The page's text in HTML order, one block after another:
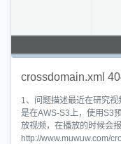
crossdomain.xml
1、问题描述最近在研究
是在AWS-S3上，使用S3
放视频，在播放的时候会
http://www.muwuw.com/